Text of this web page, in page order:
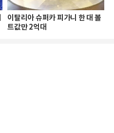
이탈리아 슈퍼카 피가니 한 대 볼
트값만 2억대